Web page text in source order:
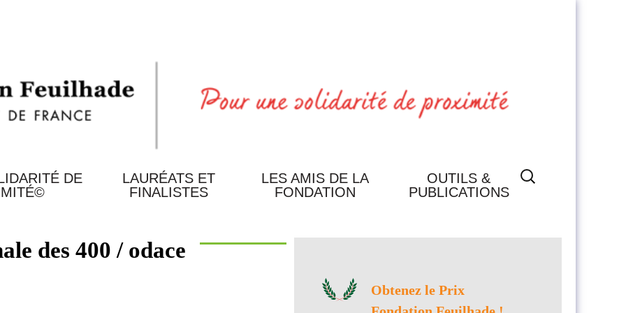
DE
LAURÉATS ET
FINALISTES
LAURÉATS
LES AMIS DE LA
FONDATION
OUTILS &
PUBLICATIONS
Rechercher :
des 400 / odace
Obtenez le Prix